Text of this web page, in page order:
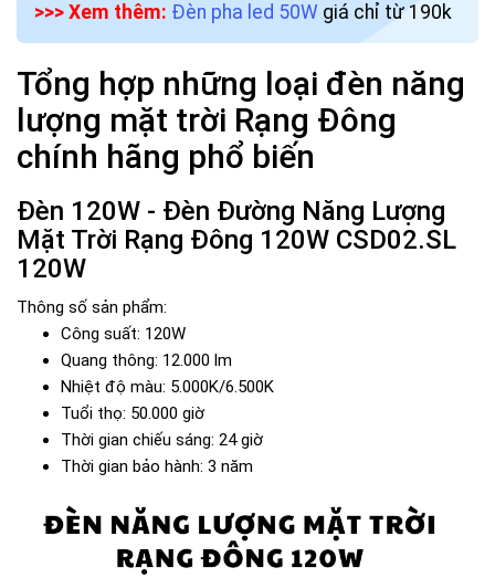
>>> Xem thêm: Đèn pha led 50W giá chỉ từ 190k
Tổng hợp những loại đèn năng
lượng mặt trời Rạng Đông
chính hãng phổ biến
Đèn 120W - Đèn Đường Năng Lượng
Mặt Trời Rạng Đông 120W CSD02.SL
120W
Thông số sản phẩm:
Công suất: 120W
Quang thông: 12.000 lm
Nhiệt độ màu: 5.000K/6.500K
Tuổi thọ: 50.000 giờ
Thời gian chiếu sáng: 24 giờ
Thời gian bảo hành: 3 năm